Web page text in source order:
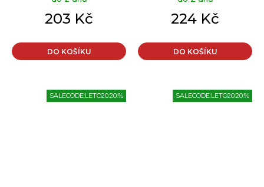
krabička
203 Kč
DO KOŠÍKU
stříbrná, krabička
224 Kč
DO KOŠÍKU
SALECODE:LETO20:20:% SALECODE:LETO20:20:%